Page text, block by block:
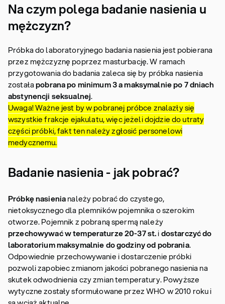
Na czym polega badanie nasienia u
mężczyzn?
Próbka do laboratoryjnego badania nasienia jest pobierana
przez mężczyznę poprzez masturbację. W ramach
przygotowania do badania zaleca się by próbka nasienia
zostałapobrana po minimum 3 a maksymalnie po 7 dniach
abstynencji seksualnej.
Uwaga! Ważne jest by w pobranej próbce znalazły się
wszystkie frakcje ejakulatu, więc jeżeli dojdzie do utraty
części próbki, fakt ten należy zgłosić personelowi
medycznemu.
Badanie nasienia - jak pobrać?
Próbkę nasienianależy pobrać do czystego,
nietoksycznego dla plemników pojemnika o szerokim
otworze. Pojemnik z pobraną spermą należy
przechowywać w temperaturze 20-37 st.idostarczyć do
laboratorium maksymalnie do godziny od pobrania.
Odpowiednie przechowywanie i dostarczenie próbki
pozwoli zapobiec zmianom jakości pobranego nasienia na
skutek odwodnienia czy zmian temperatury. Powyższe
wytyczne zostały sformułowane przez WHO w 2010 roku i